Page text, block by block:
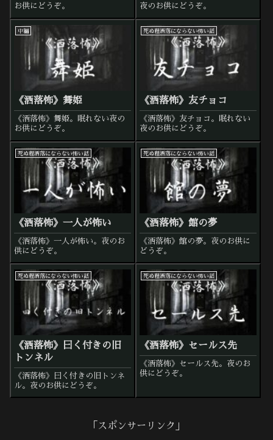
お供にどうぞ。
夜のお供にどうぞ。
中編
《洒落怖》舞姫
《洒落怖》舞姫。眠れない夜の
お供にどうぞ。
死ぬ程洒落にならない怖い話
《洒落怖》友チョコ
《洒落怖》友チョコ。眠れない
夜のお供にどうぞ。
死ぬ程洒落にならない怖い話
《洒落怖》一人が怖い
《洒落怖》一人が怖い。夜のお
供にどうぞ。
死ぬ程洒落にならない怖い話
《洒落怖》館の夢
《洒落怖》館の夢。夜のお供に
どうぞ。
死ぬ程洒落にならない怖い話
《洒落怖》曰く付きの旧
トンネル
《洒落怖》曰く付きの旧トンネ
ル。夜のお供にどうぞ。
死ぬ程洒落にならない怖い話
《洒落怖》セールス先
《洒落怖》セールス先。夜のお
供にどうぞ。
「スポンサーリンク」